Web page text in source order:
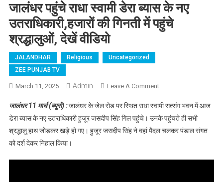
जालंधर पहुंचे राधा स्वामी डेरा ब्यास के नए
उतराधिकारी,हजारों की गिनती में पहुंचे
श्रद्धालुओं, देखें वीडियो
JALANDHAR Religious
Uncategorized
ZEE PUNJAB TV
March 11, 2025 Admin Leave A CommentOn जालंधर पहुंचे राधा
उतराधिकारी,हजारों की
गिनती में पहुंचे
श्रद्धालुओं, देखें वीडियो
जालंधर 11 मार्च (ब्यूरो) :जालंधर के जेल रोड पर स्थित राधा स्वामी सत्संग भवन में आज
डेरा ब्यास के नए उतराधिकारी हुजूर जसदीप सिंह गिल पहुंचे। उनके पहुंचते ही सभी
श्रद्धालु हाथ जोड़कर खड़े हो गए। हुजूर जसदीप सिंह ने वहां पैदल चलकर पंडाल संगत
को दर्श देकर निहाल किया।